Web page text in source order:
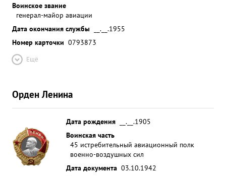
Воинское звание
генерал-майор авиации
Дата окончания службы
__.__.1955
Номер карточки 0793873
Ещё
Орден Ленина
Дата рождения
__.__.1905
Воинская часть
45 истребительный авиационный полк
военно-воздушных сил
Дата документа 03.10.1942